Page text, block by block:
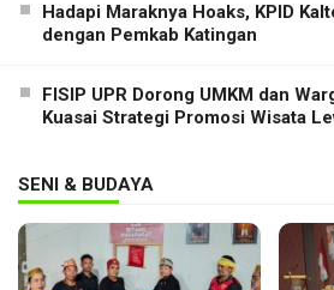
Hadapi Maraknya Hoaks, KPID
dengan Pemkab Katingan
FISIP UPR Dorong UMKM dan
Kuasai Strategi Promosi Wisata
SENI & BUDAYA